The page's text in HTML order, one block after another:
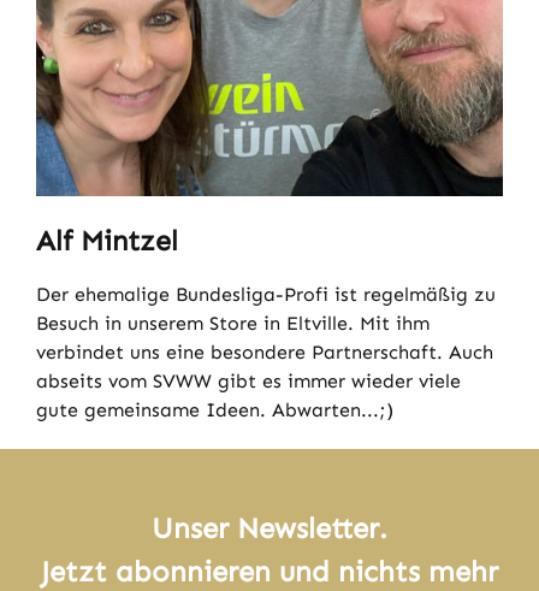
Alf Mintzel
Der ehemalige Bundesliga-Profi ist regelmäßig zu
Besuch in unserem Store in Eltville. Mit ihm
verbindet uns eine besondere Partnerschaft. Auch
abseits vom SVWW gibt es immer wieder viele
gute gemeinsame Ideen. Abwarten...;)
Unser Newsletter.
Jetzt abonnieren und nichts mehr